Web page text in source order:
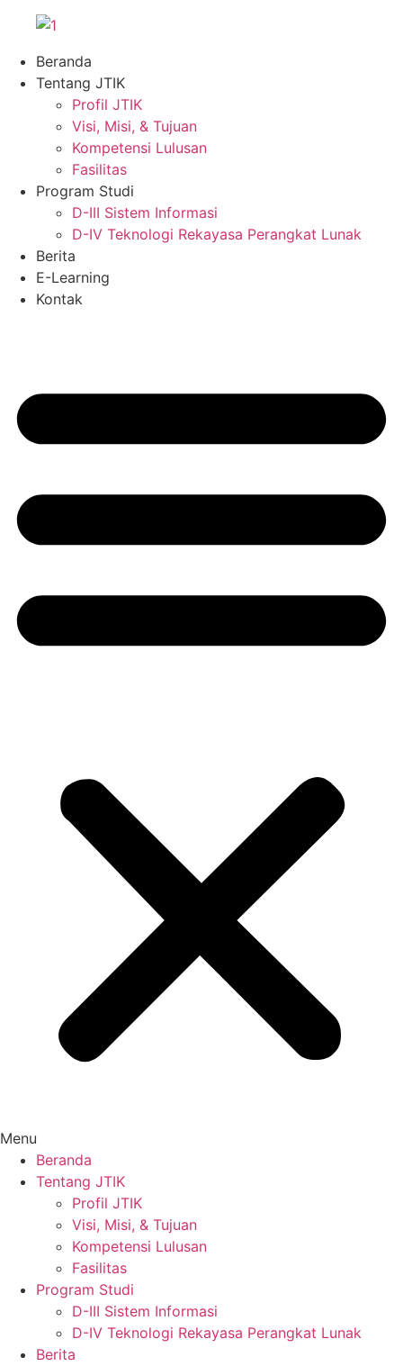
contentBeranda
Tentang JTIK
Profil JTIK
Visi, Misi, & Tujuan
Kompetensi Lulusan
Fasilitas
Program Studi
D-III Sistem Informasi
D-IV Teknologi Rekayasa Perangkat Lunak
Berita
E-Learning
Kontak
Menu
Beranda
Tentang JTIK
Profil JTIK
Visi, Misi, & Tujuan
Kompetensi Lulusan
Fasilitas
Program Studi
D-III Sistem Informasi
D-IV Teknologi Rekayasa Perangkat Lunak
Berita